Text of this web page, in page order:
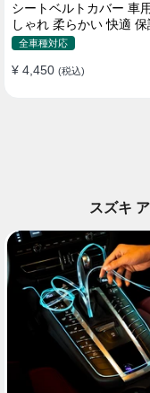
シートベルトカバー 車用品 お
しゃれ 柔らかい 快適 保護
てパッド 圧迫感軽減
全車種対応
¥ 4,450 (税込)
スズキ